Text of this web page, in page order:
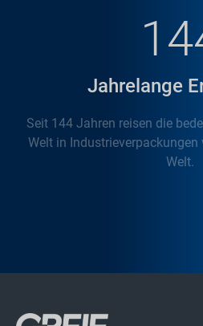
Jahrelange
Seit 144 Jahren reisen die
Welt in
Welt.